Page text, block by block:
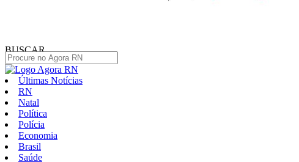
BUSCAR
Últimas Notícias
RN
Natal
Política
Polícia
Economia
Brasil
Saúde